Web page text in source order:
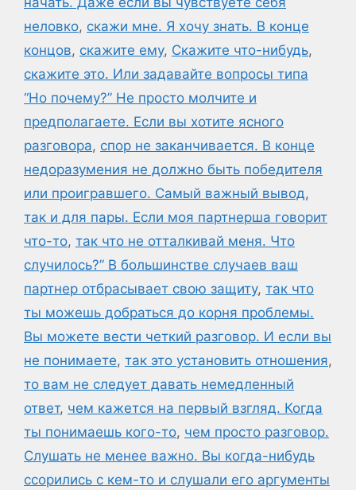
неловко, скажи мне. Я хочу знать. В конце
концов, скажите ему, Скажите что-нибудь,
скажите это. Или задавайте вопросы типа
“Но почему?” Не просто молчите и
предполагаете. Если вы хотите ясного
разговора, спор не заканчивается. В конце
недоразумения не должно быть победителя
или проигравшего. Самый важный вывод,
так и для пары. Если моя партнерша говорит
что-то, так что не отталкивай меня. Что
случилось?” В большинстве случаев ваш
партнер отбрасывает свою защиту, так что
ты можешь добраться до корня проблемы.
Вы можете вести четкий разговор. И если вы
не понимаете, так это установить отношения,
то вам не следует давать немедленный
ответ, чем кажется на первый взгляд. Когда
ты понимаешь кого-то, чем просто разговор.
Слушать не менее важно. Вы когда-нибудь
ссорились с кем-то и слушали его аргументы